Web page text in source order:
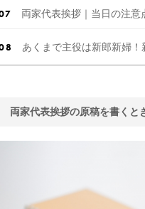
両家代表挨拶｜当日の注意
あくまで主役は新郎新婦
両家代表挨拶の原稿を書くと